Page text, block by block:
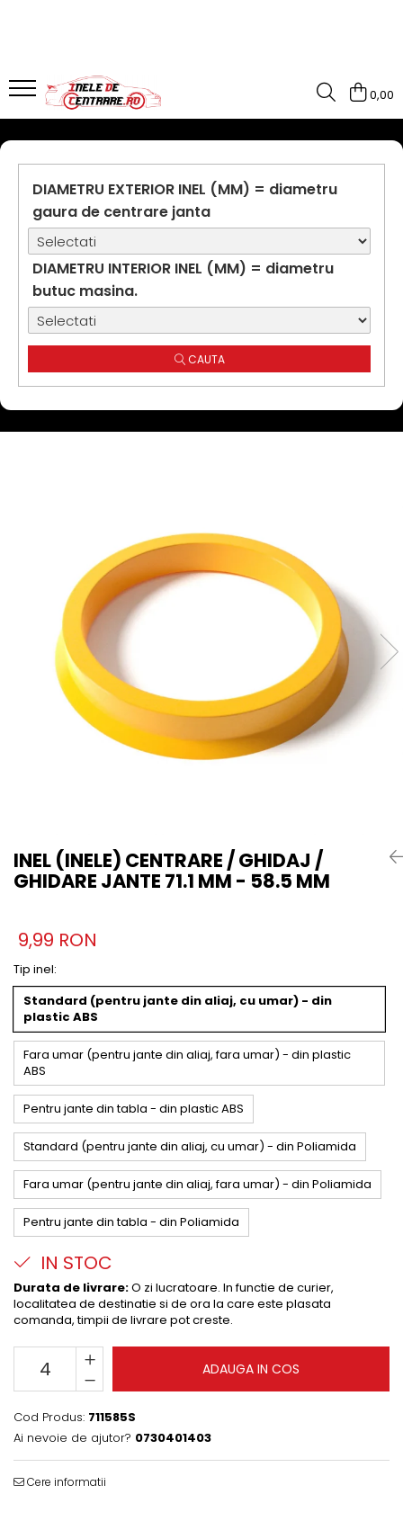
0,00
DIAMETRU EXTERIOR INEL (MM) = diametru
gaura de centrare janta
DIAMETRU INTERIOR INEL (MM) = diametru
butuc masina.
CAUTA
INEL (INELE) CENTRARE / GHIDAJ /
GHIDARE JANTE 71.1 MM - 58.5 MM
9,99 RON
Tip inel:
Standard (pentru jante din aliaj, cu umar) - din
plastic ABS
Fara umar (pentru jante din aliaj, fara umar) - din plastic
ABS
Pentru jante din tabla - din plastic ABS
Standard (pentru jante din aliaj, cu umar) - din Poliamida
Fara umar (pentru jante din aliaj, fara umar) - din Poliamida
Pentru jante din tabla - din Poliamida
IN STOC
Durata de livrare:O zi lucratoare. In functie de curier,
localitatea de destinatie si de ora la care este plasata
comanda, timpii de livrare pot creste.
ADAUGA IN COS
Cod Produs: 711585S
Ai nevoie de ajutor? 0730401403
Cere informatii